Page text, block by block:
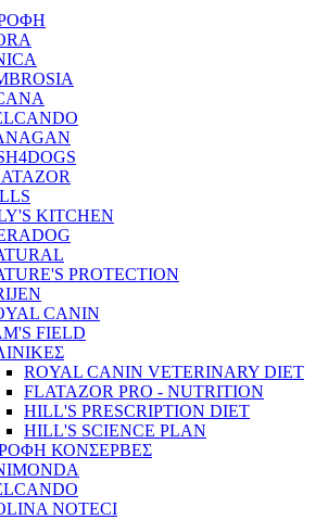
KITCHEN
PROTECTION
CANIN
FIELD
ROYAL CANIN VETERINARY DIET
FLATAZOR PRO - NUTRITION
HILL'S PRESCRIPTION DIET
HILL'S SCIENCE PLAN
ΚΟΝΣΕΡΒΕΣ
NOTECI